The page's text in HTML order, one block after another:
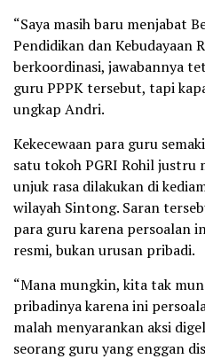
“Saya masih baru menjabat
Pendidikan dan Kebudayaan
berkoordinasi, jawabannya
guru PPPK tersebut, tapi
ungkap Andri.
Kekecewaan para guru
satu tokoh PGRI Rohil justru
unjuk rasa dilakukan di
wilayah Sintong. Saran
para guru karena persoalan
resmi, bukan urusan pribadi.
“Mana mungkin, kita tak
pribadinya karena ini
malah menyarankan aksi
seorang guru yang enggan